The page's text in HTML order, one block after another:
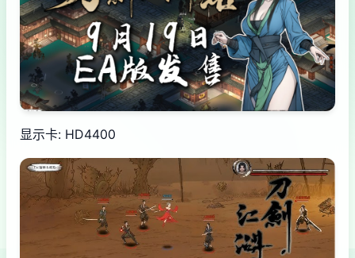
显示卡: HD4400